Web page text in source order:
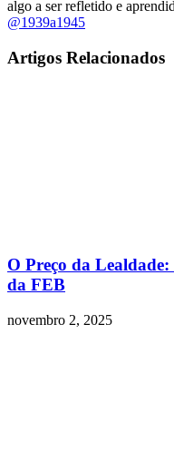
algo a ser refletido e
@1939a1945
Artigos Relacionados
O Preço da
da FEB
novembro 2, 2025